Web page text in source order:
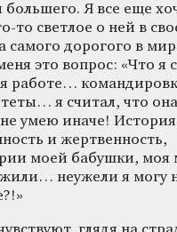
большего. Я все еще
то светлое о ней в
дорогого в
это вопрос: «Что я
работе…
я считал, что
умею иначе!
и жертвенность,
моей бабушки,
неужели я могу